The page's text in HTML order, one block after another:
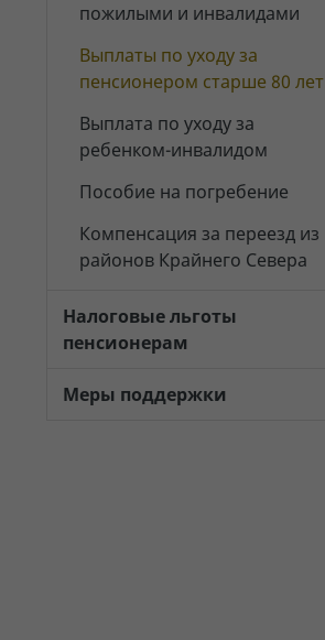
пожилыми и инвалидами
Выплаты по уходу за
пенсионером старше 80 лет
Выплата по уходу за
ребенком-инвалидом
Пособие на погребение
Компенсация за переезд из
районов Крайнего Севера
Налоговые льготы
пенсионерам
Меры поддержки